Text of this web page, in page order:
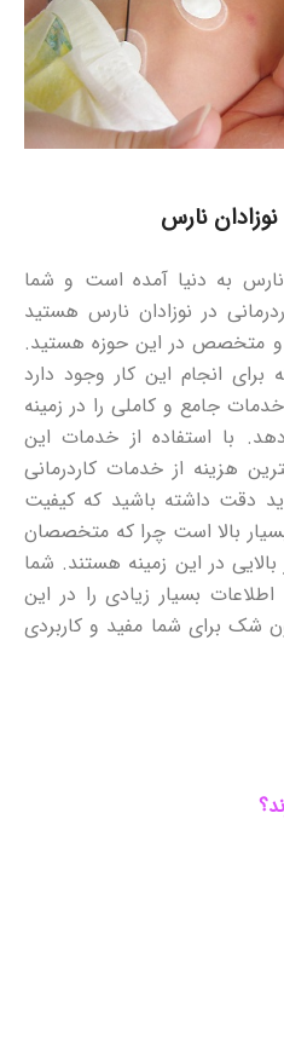
نوزادان نارس
به دنیا آمده است و شما
در نوزادان نارس هستید
و متخصص در این حوزه هستید.
برای انجام این کار وجود دارد
جامع و کاملی را در زمینه
با استفاده از خدمات این
هزینه از خدمات کاردرمانی
دقت داشته باشید که کیفیت
بالا است چرا که متخصصان
در این زمینه هستند. شما
بسیار زیادی را در این
شک برای شما مفید و کاربردی